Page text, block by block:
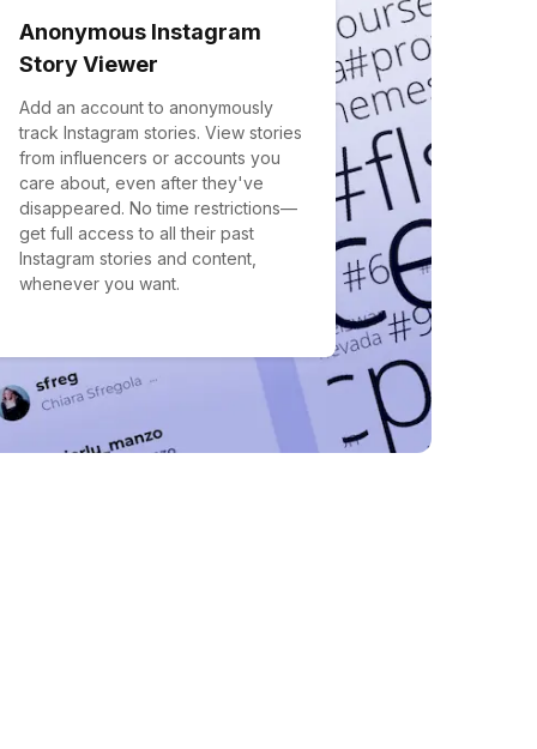
Anonymous Instagram
Story Viewer
Add an account to anonymously
track Instagram stories. View stories
from influencers or accounts you
care about, even after they've
disappeared. No time restrictions—
get full access to all their past
Instagram stories and content,
whenever you want.